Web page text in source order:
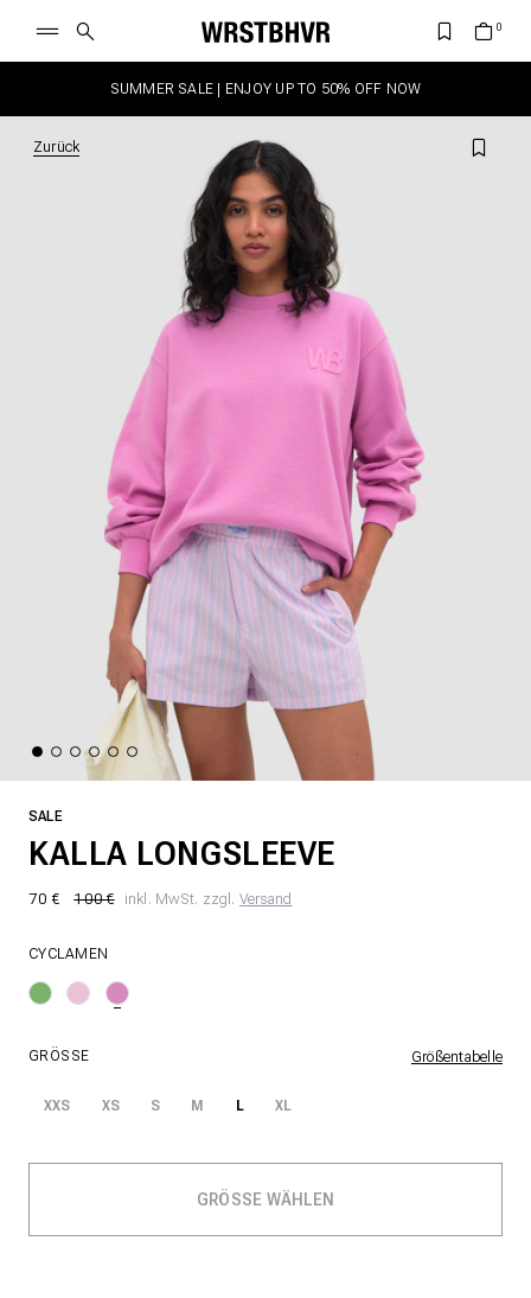
SUMMER SALE | ENJOY UP TO 50% OFF NOW
Zurück
SALE
KALLA LONGSLEEVE
70 € 100 € inkl. MwSt. zzgl. Versand
CYCLAMEN
GRÖSSE Größentabelle
XXS XS S M L XL